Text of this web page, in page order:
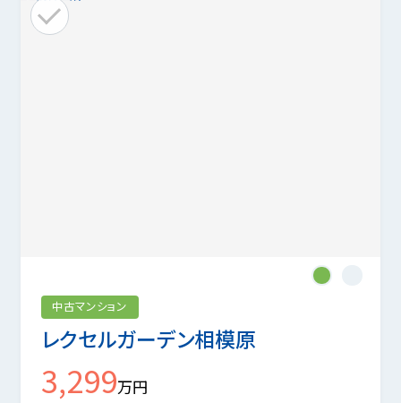
レクセルガーデン相模原
中古マンション
3,299万円